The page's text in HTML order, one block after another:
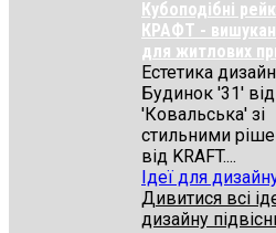
Кубоподібні
КРАФТ -
для житлових
Естетика
Будинок '31' від
'Ковальська' зі
стильними
від KRAFT....
Ідеї для
Дивитися всі
дизайну